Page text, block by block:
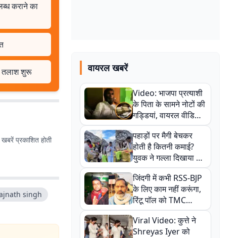
कराने का
तलाश शुरू
प्रकाशित होती
singh
वायरल खबरें
Video: भाजपा प्रत्याशी
के पिता के सामने नोटों की
गड्डियां, वायरल वीडियो
से राजनीति में उबाल,
अजित महतो बोले- TMC
की गंदी चाल
पहाड़ों पर मैगी बेचकर
होती है कितनी कमाई?
युवक ने गल्ला दिखाया तो
नौकरी वालों के खड़े हो गए
कान
जिंदगी में कभी RSS-BJP
के लिए काम नहीं करूंगा,
रिंटू पॉल को TMC
ऑफिस में ले जाकर पीटा,
Video वायरल
Viral Video: कुत्ते ने
Shreyas Iyer को